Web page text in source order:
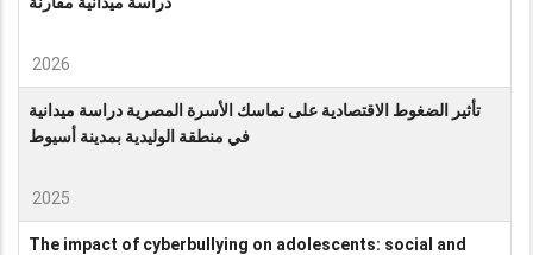
2026
تأثير الضغوط الاقتصادية على تماسك الأسرة المصرية دراسة ميدانية
في منطقة الوليدية بمدينة أسيوط
2025
The impact of cyberbullying on adolescents: social and